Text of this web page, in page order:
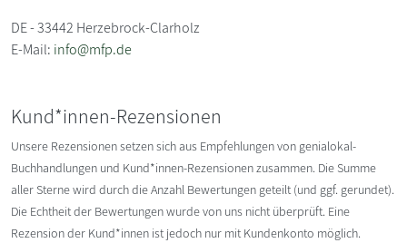
DE - 33442 Herzebrock-Clarholz
E-Mail: info@mfp.de
Kund*innen-Rezensionen
Unsere Rezensionen setzen sich aus Empfehlungen von genialokal-
Buchhandlungen und Kund*innen-Rezensionen zusammen. Die Summe
aller Sterne wird durch die Anzahl Bewertungen geteilt (und ggf. gerundet).
Die Echtheit der Bewertungen wurde von uns nicht überprüft. Eine
Rezension der Kund*innen ist jedoch nur mit Kundenkonto möglich.